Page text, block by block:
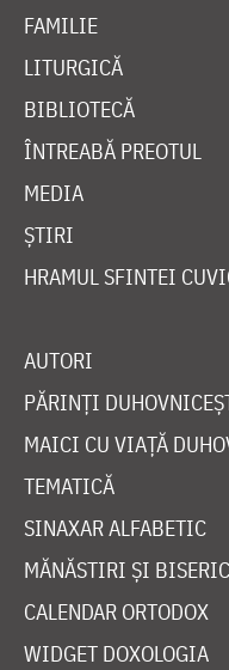
FAMILIE
LITURGICĂ
BIBLIOTECĂ
ÎNTREABĂ PREOTUL
MEDIA
ȘTIRI
HRAMUL SFINTEI
AUTORI
PĂRINȚI
MAICI CU VIAȚĂ
TEMATICĂ
SINAXAR ALFABETIC
MĂNĂSTIRI ȘI
CALENDAR ORTODOX
WIDGET DOXOLOGIA